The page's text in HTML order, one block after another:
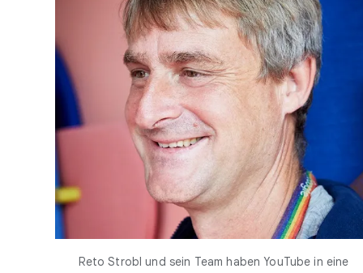
Reto Strobl und sein Team haben YouTube in eine